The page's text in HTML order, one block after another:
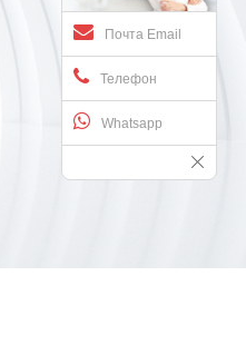
Почта Email
Телефон
Whatsapp